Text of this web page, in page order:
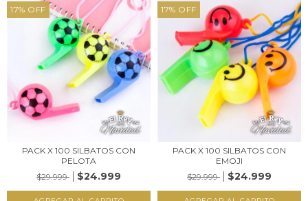
17% OFF
PACK X 100 SILBATOS CON
PELOTA
$29.999
$24.999
17% OFF
PACK X 100 SILBATOS CON
EMOJI
$29.999
$24.999